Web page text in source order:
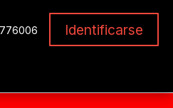
Identificarse